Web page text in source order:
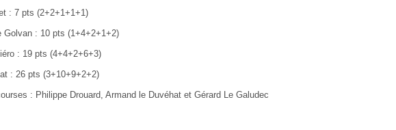
: 7 pts (2+2+1+1+1)
Golvan : 10 pts (1+4+2+1+2)
: 19 pts (4+4+2+6+3)
: 26 pts (3+10+9+2+2)
: Philippe Drouard, Armand le Duvéhat et Gérard Le Galudec